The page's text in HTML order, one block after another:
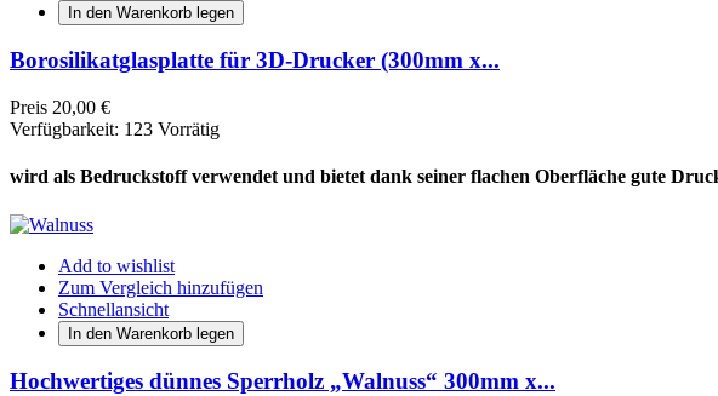
In den Warenkorb legen
Borosilikatglasplatte für 3D-Drucker (300mm x...
Preis 20,00 €
Verfügbarkeit: 123 Vorrätig
wird als Bedruckstoff verwendet und bietet dank seiner flachen Oberfläche gute
Add to wishlist
Zum Vergleich hinzufügen
Schnellansicht
In den Warenkorb legen
Hochwertiges dünnes Sperrholz „Walnuss“ 300mm x...